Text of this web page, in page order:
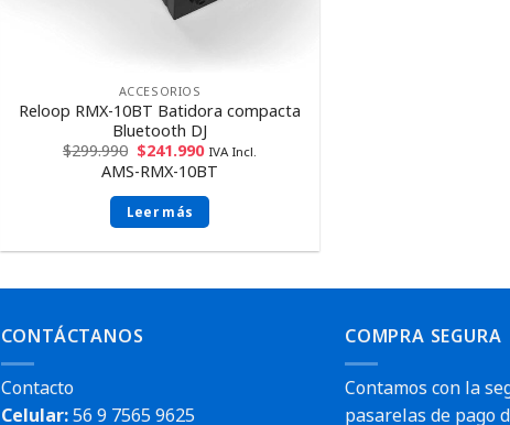
ACCESORIOS
Reloop RMX-10BT Batidora compacta
Bluetooth DJ
$299.990 $241.990 IVA Incl.
AMS-RMX-10BT
Leer más
CONTÁCTANOS
Contacto
Celular:56 9 7565 9625
COMPRA SEGURA
Contamos con la
pasarelas de pago